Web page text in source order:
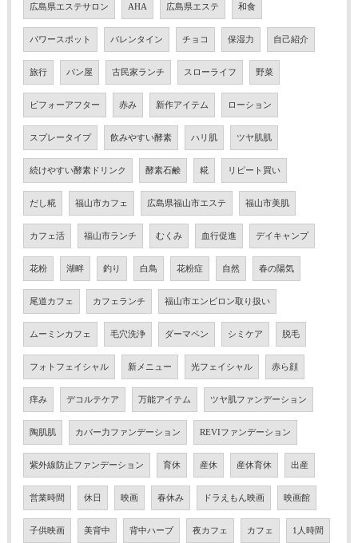
広島県エステサロン AHA 広島県エステ 和食
パワースポット バレンタイン チョコ 保湿力 自己紹介
旅行 パン屋 古民家ランチ スローライフ 野菜
ビフォーアフター 赤み 新作アイテム ローション
スプレータイプ 飲みやすい酵素 ハリ肌 ツヤ肌肌
続けやすい酵素ドリンク 酵素石鹸 糀 リピート買い
だし糀 福山市カフェ 広島県福山市エステ 福山市美肌
カフェ活 福山市ランチ むくみ 血行促進 デイキャンプ
花粉 湖畔 釣り 白鳥 花粉症 自然 春の陽気
尾道カフェ カフェランチ 福山市エンビロン取り扱い
ムーミンカフェ 毛穴洗浄 ダーマペン シミケア 脱毛
フォトフェイシャル 新メニュー 光フェイシャル 赤ら顔
痒み デコルテケア 万能アイテム ツヤ肌ファンデーション
陶肌肌 カバー力ファンデーション REVIファンデーション
紫外線防止ファンデーション 育休 産休 産休育休 出産
営業時間 休日 映画 春休み ドラえもん映画 映画館
子供映画 美背中 背中ハーブ 夜カフェ カフェ 1人時間